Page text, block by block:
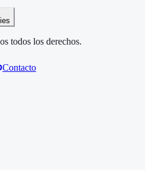
todos los derechos.
Contacto